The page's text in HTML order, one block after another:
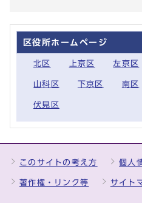
区役所ホームページ
北区 上京区 左京区
山科区 下京区 南区
伏見区
このサイトの考え方 個人
著作権・リンク等 サイト